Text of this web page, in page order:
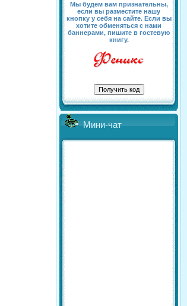
Мы будем вам признательны,
если вы разместите нашу
кнопку у себя на сайте. Если вы
хотите обменяться с нами
баннерами, пишите в гостевую
книгу.
Мини-чат